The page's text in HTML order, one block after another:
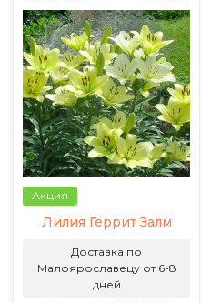
Акция
Лилия Геррит Залм
Доставка по
Малоярославецу от 6-8
дней